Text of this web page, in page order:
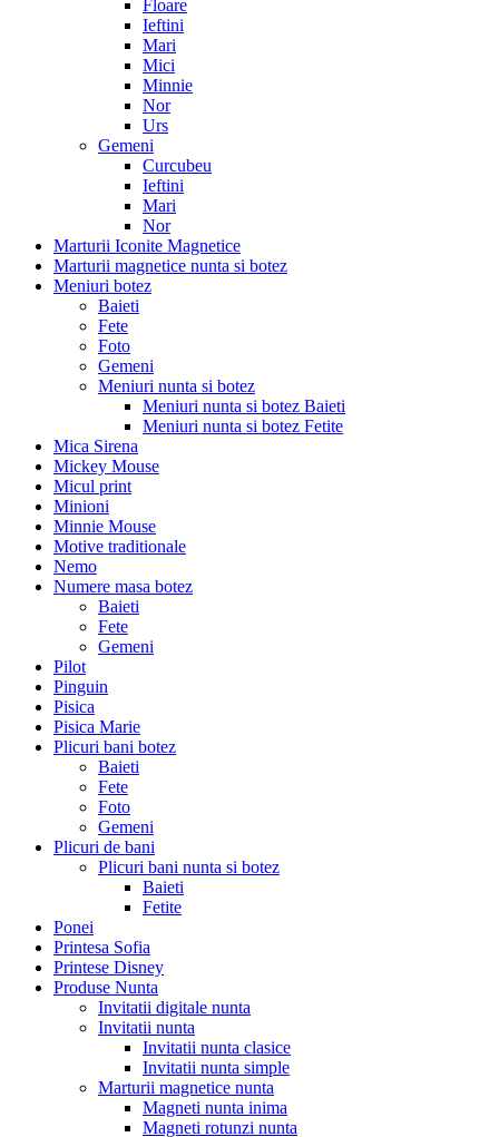
Floare
Ieftini
Mari
Mici
Minnie
Nor
Urs
Gemeni
Curcubeu
Ieftini
Mari
Nor
Marturii Iconite Magnetice
Marturii magnetice nunta si botez
Meniuri botez
Baieti
Fete
Foto
Gemeni
Meniuri nunta si botez
Meniuri nunta si botez Baieti
Meniuri nunta si botez Fetite
Mica Sirena
Mickey Mouse
Micul print
Minioni
Minnie Mouse
Motive traditionale
Nemo
Numere masa botez
Baieti
Fete
Gemeni
Pilot
Pinguin
Pisica
Pisica Marie
Plicuri bani botez
Baieti
Fete
Foto
Gemeni
Plicuri de bani
Plicuri bani nunta si botez
Baieti
Fetite
Ponei
Printesa Sofia
Printese Disney
Produse Nunta
Invitatii digitale nunta
Invitatii nunta
Invitatii nunta clasice
Invitatii nunta simple
Marturii magnetice nunta
Magneti nunta inima
Magneti rotunzi nunta